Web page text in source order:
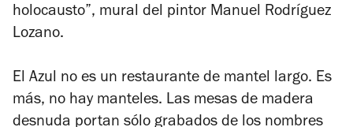
holocausto”, mural del pintor Manuel Rodríguez
Lozano.
El Azul no es un restaurante de mantel largo. Es
más, no hay manteles. Las mesas de madera
desnuda portan sólo grabados de los nombres